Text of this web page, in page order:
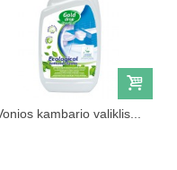
kambario valiklis...